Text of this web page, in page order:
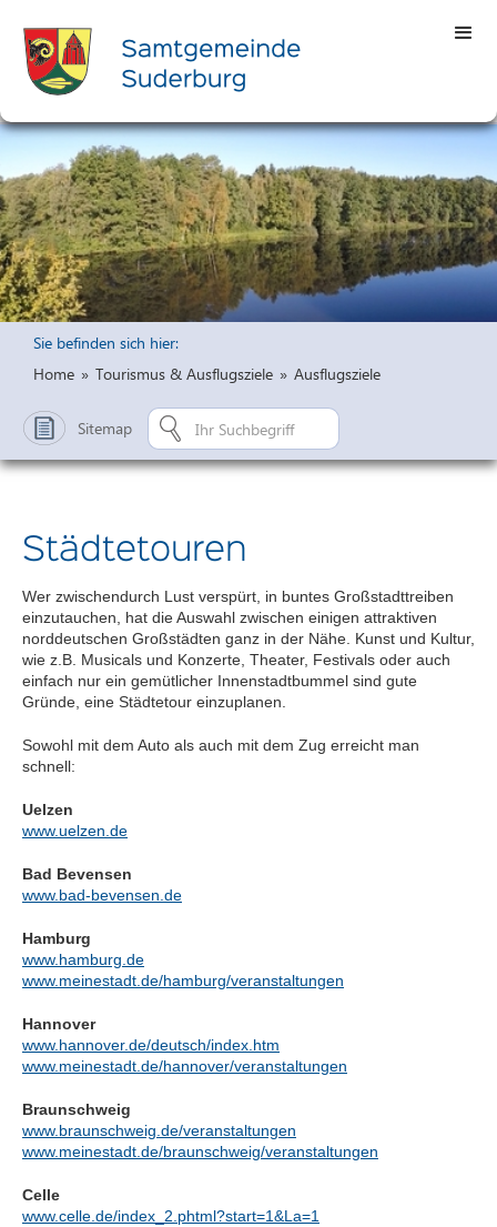
Sie befinden sich hier:
Home » Tourismus & Ausflugsziele » Ausflugsziele
Sitemap
Städtetouren
Wer zwischendurch Lust verspürt, in buntes Großstadttreiben
einzutauchen, hat die Auswahl zwischen einigen attraktiven
norddeutschen Großstädten ganz in der Nähe. Kunst und Kultur,
wie z.B. Musicals und Konzerte, Theater, Festivals oder auch
einfach nur ein gemütlicher Innenstadtbummel sind gute
Gründe, eine Städtetour einzuplanen.
Sowohl mit dem Auto als auch mit dem Zug erreicht man
schnell:
Uelzen
www.uelzen.de
Bad Bevensen
www.bad-bevensen.de
Hamburg
www.hamburg.de
www.meinestadt.de/hamburg/veranstaltungen
Hannover
www.hannover.de/deutsch/index.htm
www.meinestadt.de/hannover/veranstaltungen
Braunschweig
www.braunschweig.de/veranstaltungen
www.meinestadt.de/braunschweig/veranstaltungen
Celle
www.celle.de/index_2.phtml?start=1&La=1